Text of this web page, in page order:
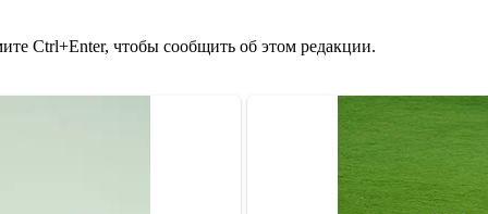
Ctrl+Enter, чтобы сообщить об этом редакции.